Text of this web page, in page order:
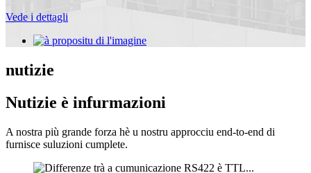
Vede i dettagli
nutizie
Nutizie è infurmazioni
A nostra più grande forza hè u nostru approcciu end-to-end di
furnisce suluzioni cumplete.